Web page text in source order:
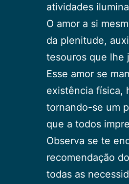
atividades
O amor a si
da plenitude,
tesouros que lhe
Esse amor se
existência física,
tornando-se um
que a todos
Observa se te
recomendação
todas as